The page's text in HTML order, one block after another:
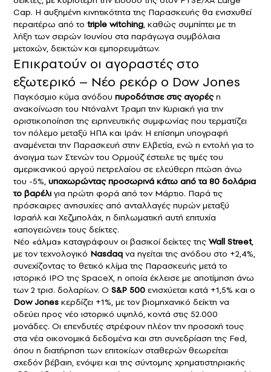
Cap. Η αυξημένη κινητικότητα της Παρασκευής θα ενισχυθεί
περαιτέρω από το triple witching, καθώς συμπίπτει με τη
λήξη των σειρών Ιουνίου στα παράγωγα συμβόλαια
μετοχών, δεικτών και εμπορευμάτων.
Επικρατούν οι αγοραστές στο
εξωτερικό – Νέο ρεκόρ ο Dow Jones
Παγκόσμιο κύμα ανόδου πυροδότησε στις αγορέςη
ανακοίνωση του Ντόναλντ Τραμπ την Κυριακή για την
οριστικοποίηση της ειρηνευτικής συμφωνίας που τερματίζει
τον πόλεμο μεταξύ ΗΠΑ και Ιράν. Η επίσημη υπογραφή
αναμένεται την Παρασκευή στην Ελβετία, ενώ η εντολή για το
άνοιγμα των Στενών του Ορμούζ έστειλε τις τιμές του
αμερικανικού αργού πετρελαίου σε ελεύθερη πτώση άνω
του -5%, υποχωρώντας προσωρινά κάτω από τα 80 δολάρια
το βαρέλι για πρώτη φορά από τον Μάρτιο. Παρά τις
πρόσκαιρες ανησυχίες από ανταλλαγές πυρών μεταξύ
Ισραήλ και Χεζμπολάχ, η διπλωματική αυτή επιτυχία
«απογειώνει» τους δείκτες.
Νέο «άλμα» καταγράφουν οι βασικοί δείκτες της Wall Street,
με τον τεχνολογικό Nasdaq να ηγείται της ανόδου στο +2,4%,
συνεχίζοντας το θετικό κλίμα της Παρασκευής μετά το
ιστορικό IPO της SpaceX, η οποία έκλεισε με αποτίμηση άνω
των 2 τρισ. δολαρίων. Ο S&P 500 ενισχύεται κατά +1,5% και ο
Dow Jones κερδίζει +1%, με τον βιομηχανικό δείκτη να
οδεύει προς νέο ιστορικό υψηλό, κοντά στις 52.000
μονάδες. Οι επενδυτές στρέφουν πλέον την προσοχή τους
στα νέα οικονομικά δεδομένα και στη συνεδρίαση της Fed,
όπου η διατήρηση των επιτοκίων σταθερών θεωρείται
σχεδόν βέβαιη, ενόψει και της σύντομης χρηματιστηριακής